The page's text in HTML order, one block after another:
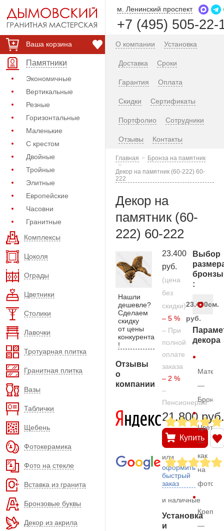
Ваша корзина
Памятники
Экономичные
Вертикальные
Резные
Горизонтальные
Маленькие
С крестом
Двойные
Тройные
Элитные
Европейские
Часовни
Гранитные
Комплексы
Цоколя
Ограды
Цветники
Столики
Лавочки
Тротуарная плитка
Гранитная плитка
Вазы
Таблички
Щебень
Фотокерамика
Фото на стекле
Вставка из гранита
Бронзовые буквы
Декор из акрила
м. Ленинский проспект
+7 (495) 505-22-
О компании Установка
Доставка Сроки
Гарантия Оплата
Скидки Сертификаты
Портфолио Сотрудники
Отзывы Контакты
Главная
Бронза на памятник
Декор на памятник (60-222) 60-
222
Декор на
памятник (60-
222) 60-222
Нашли
дешевле?
Сделаем
скидку
от цены
конкурента
!
Отзывы
о
компании
23.400
руб.
(цена
без
скидки)
– 5 %
– При
полной
оплате
заказа
– 2 %
–
Пенсионерам
21.800 руб.
Купить
или
оформить
быстрый
заказ
и наличные
Установка
и
Выбор
бронзы
:
23.400
руб.
см.
декора
—
Бронза
Цвет
—
как
на
фото
—